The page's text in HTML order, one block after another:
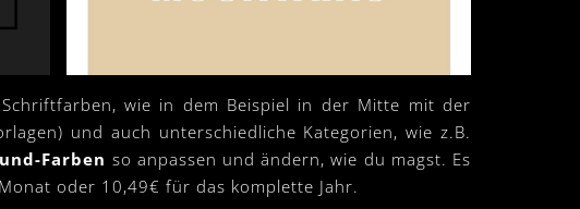
wie in dem Beispiel in der Mitte mit der
und auch unterschiedliche Kategorien, wie z.B.
Farben so anpassen und ändern, wie du magst. Es
oder 10,49€ für das komplette Jahr.